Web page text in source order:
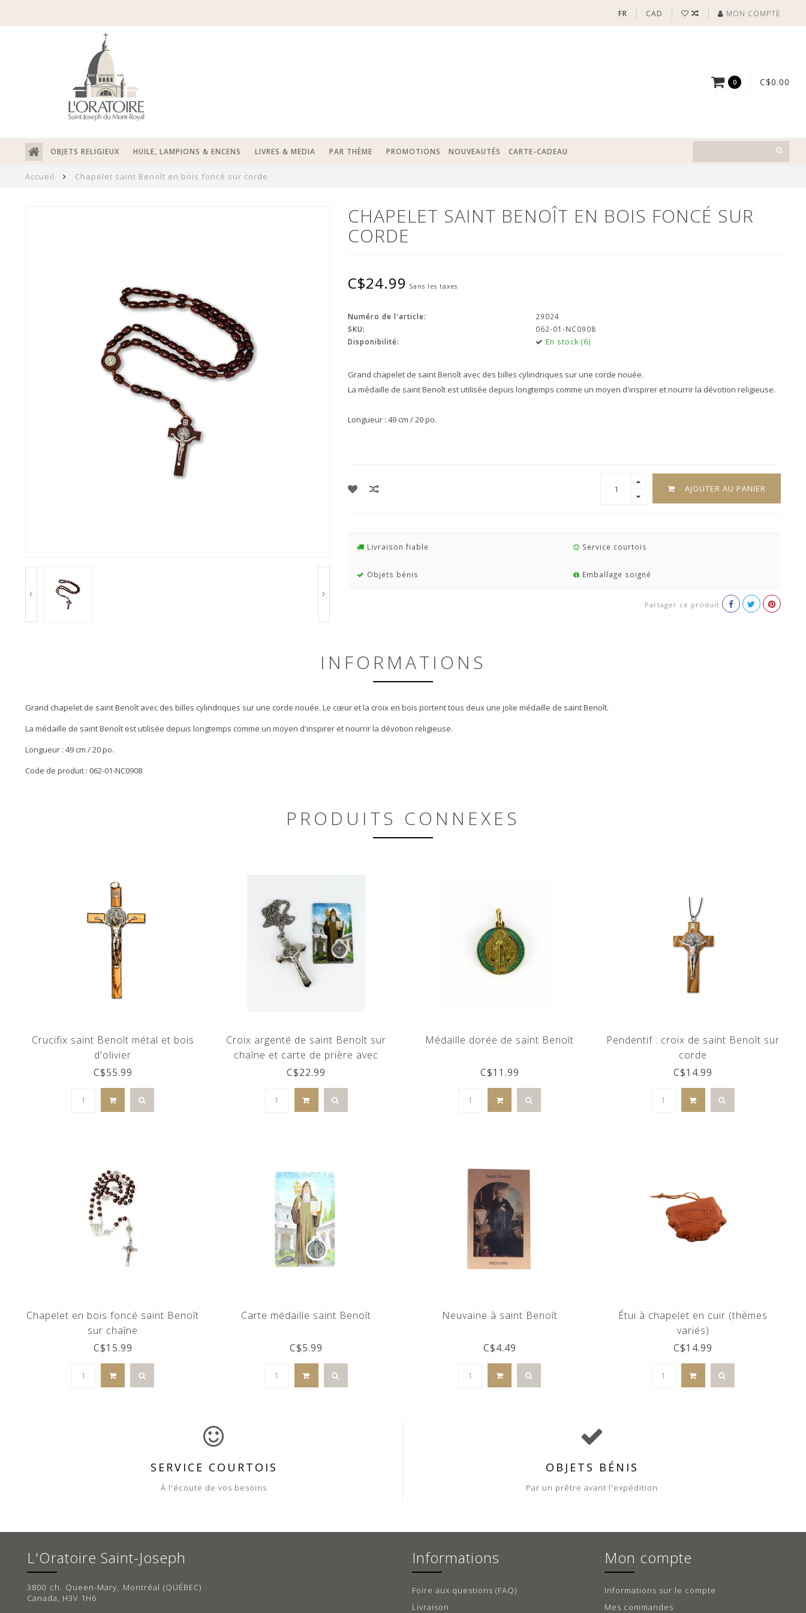
FR CAD MON COMPTE
0 C$0.00
OBJETS RELIGIEUX HUILE, LAMPIONS & ENCENS LIVRES & MEDIA PAR THÈME PROMOTIONS NOUVEAUTÉS CARTE-CADEAU
Accueil Chapelet saint Benoît en bois foncé sur corde
CHAPELET SAINT BENOÎT EN BOIS FONCÉ SUR
CORDE
C$24.99 Sans les taxes
Numéro de l'article:
29024
SKU:
062-01-NC0908
Disponibilité:
En stock (6)
Grand chapelet de saint Benoît avec des billes cylindriques sur une corde nouée.
La médaille de saint Benoît est utilisée depuis longtemps comme un moyen d'inspirer et nourrir la dévotion religieuse.
Longueur : 49 cm / 20 po.
AJOUTER AU PANIER
Livraison fiable Service courtois
Objets bénis Emballage soigné
Partager ce produit
INFORMATIONS
Grand chapelet de saint Benoît avec des billes cylindriques sur une corde nouée. Le cœur et la croix en bois portent tous deux une jolie médaille de saint Benoît.
La médaille de saint Benoît est utilisée depuis longtemps comme un moyen d'inspirer et nourrir la dévotion religieuse.
Longueur : 49 cm / 20 po.
Code de produit : 062-01-NC0908
PRODUITS CONNEXES
Crucifix saint Benoît métal et bois
d'olivier
C$55.99
Croix argenté de saint Benoît sur
chaîne et carte de prière avec
médaille
C$22.99
Médaille dorée de saint Benoît
C$11.99
Pendentif : croix de saint Benoît sur
corde
C$14.99
Chapelet en bois foncé saint Benoît
sur chaîne
C$15.99
Carte médaille saint Benoît
C$5.99
Neuvaine à saint Benoît
C$4.49
Étui à chapelet en cuir (thèmes
variés)
C$14.99
SERVICE COURTOIS
À l'écoute de vos besoins
OBJETS BÉNIS
Par un prêtre avant l'expédition
L'Oratoire Saint-Joseph
3800 ch. Queen-Mary, Montréal (QUÉBEC)
Canada, H3V 1H6
Informations
Foire aux questions (FAQ)
Livraison
Mon compte
Informations sur le compte
Mes commandes